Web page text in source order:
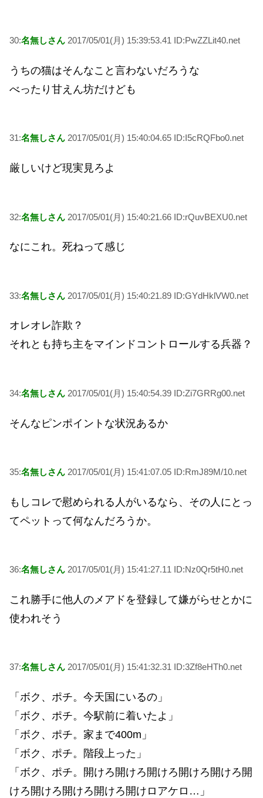
30:名無しさん 2017/05/01(月) 15:39:53.41 ID:PwZZLit40.net
うちの猫はそんなこと言わないだろうな
べったり甘えん坊だけども
31:名無しさん 2017/05/01(月) 15:40:04.65 ID:I5cRQFbo0.net
厳しいけど現実見ろよ
32:名無しさん 2017/05/01(月) 15:40:21.66 ID:rQuvBEXU0.net
なにこれ。死ねって感じ
33:名無しさん 2017/05/01(月) 15:40:21.89 ID:GYdHklVW0.net
オレオレ詐欺？
それとも持ち主をマインドコントロールする兵器？
34:名無しさん 2017/05/01(月) 15:40:54.39 ID:Zi7GRRg00.net
そんなピンポイントな状況あるか
35:名無しさん 2017/05/01(月) 15:41:07.05 ID:RmJ89M/10.net
もしコレで慰められる人がいるなら、その人にとっ
てペットって何なんだろうか。
36:名無しさん 2017/05/01(月) 15:41:27.11 ID:Nz0Qr5tH0.net
これ勝手に他人のメアドを登録して嫌がらせとかに
使われそう
37:名無しさん 2017/05/01(月) 15:41:32.31 ID:3Zf8eHTh0.net
「ボク、ポチ。今天国にいるの」
「ボク、ポチ。今駅前に着いたよ」
「ボク、ポチ。家まで400m」
「ボク、ポチ。階段上った」
「ボク、ポチ。開けろ開けろ開けろ開けろ開けろ開
けろ開けろ開けろ開けろ開けロアケロ…」